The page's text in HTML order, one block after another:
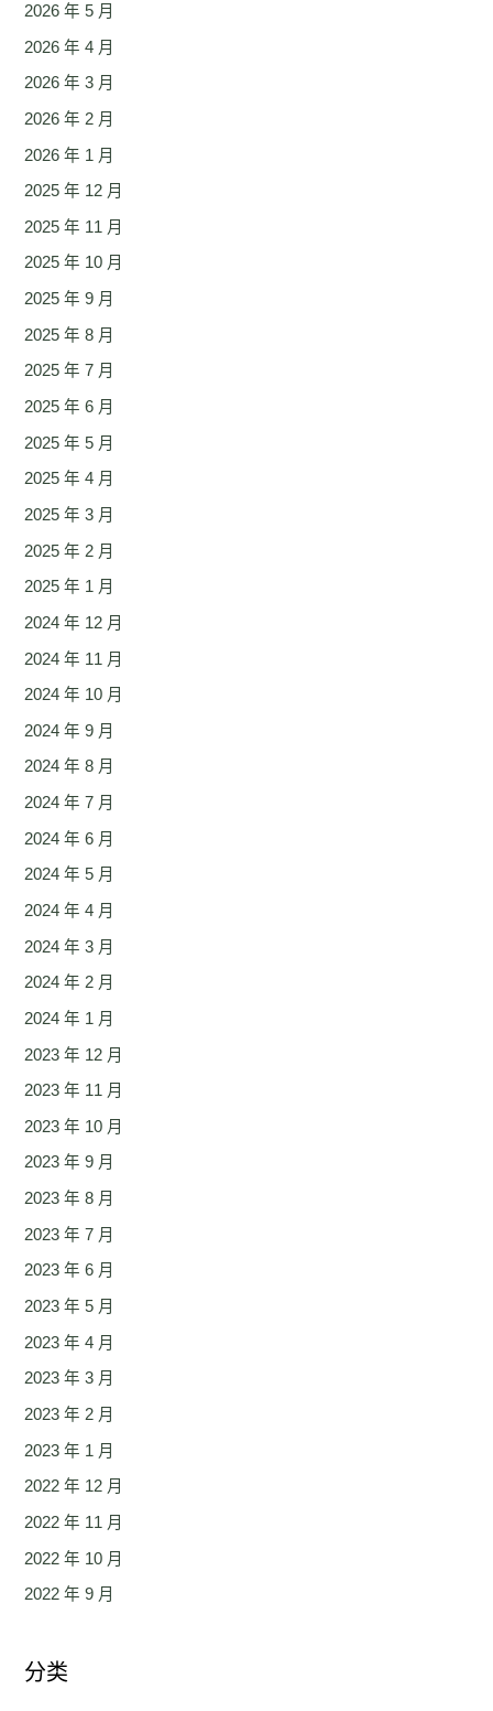
2026 年 5 月
2026 年 4 月
2026 年 3 月
2026 年 2 月
2026 年 1 月
2025 年 12 月
2025 年 11 月
2025 年 10 月
2025 年 9 月
2025 年 8 月
2025 年 7 月
2025 年 6 月
2025 年 5 月
2025 年 4 月
2025 年 3 月
2025 年 2 月
2025 年 1 月
2024 年 12 月
2024 年 11 月
2024 年 10 月
2024 年 9 月
2024 年 8 月
2024 年 7 月
2024 年 6 月
2024 年 5 月
2024 年 4 月
2024 年 3 月
2024 年 2 月
2024 年 1 月
2023 年 12 月
2023 年 11 月
2023 年 10 月
2023 年 9 月
2023 年 8 月
2023 年 7 月
2023 年 6 月
2023 年 5 月
2023 年 4 月
2023 年 3 月
2023 年 2 月
2023 年 1 月
2022 年 12 月
2022 年 11 月
2022 年 10 月
2022 年 9 月
分类